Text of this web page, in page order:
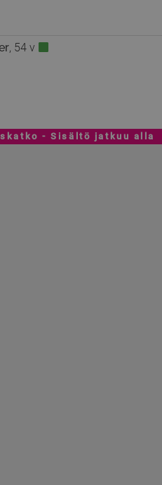
, 54 v
- Sisältö jatkuu alla